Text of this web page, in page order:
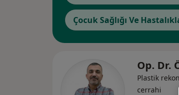
Çocuk Sağlığı Ve
Op. Dr.
Plastik
cerrahi